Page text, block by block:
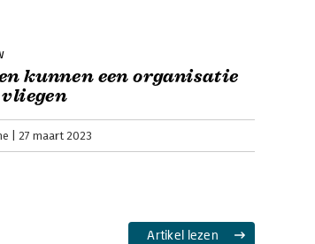
kunnen een organisatie
27 maart 2023
Artikel lezen